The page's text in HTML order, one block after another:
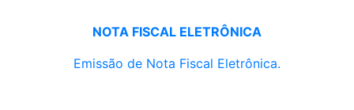
NOTA FISCAL ELETRÔNICA
Emissão de Nota Fiscal Eletrônica.